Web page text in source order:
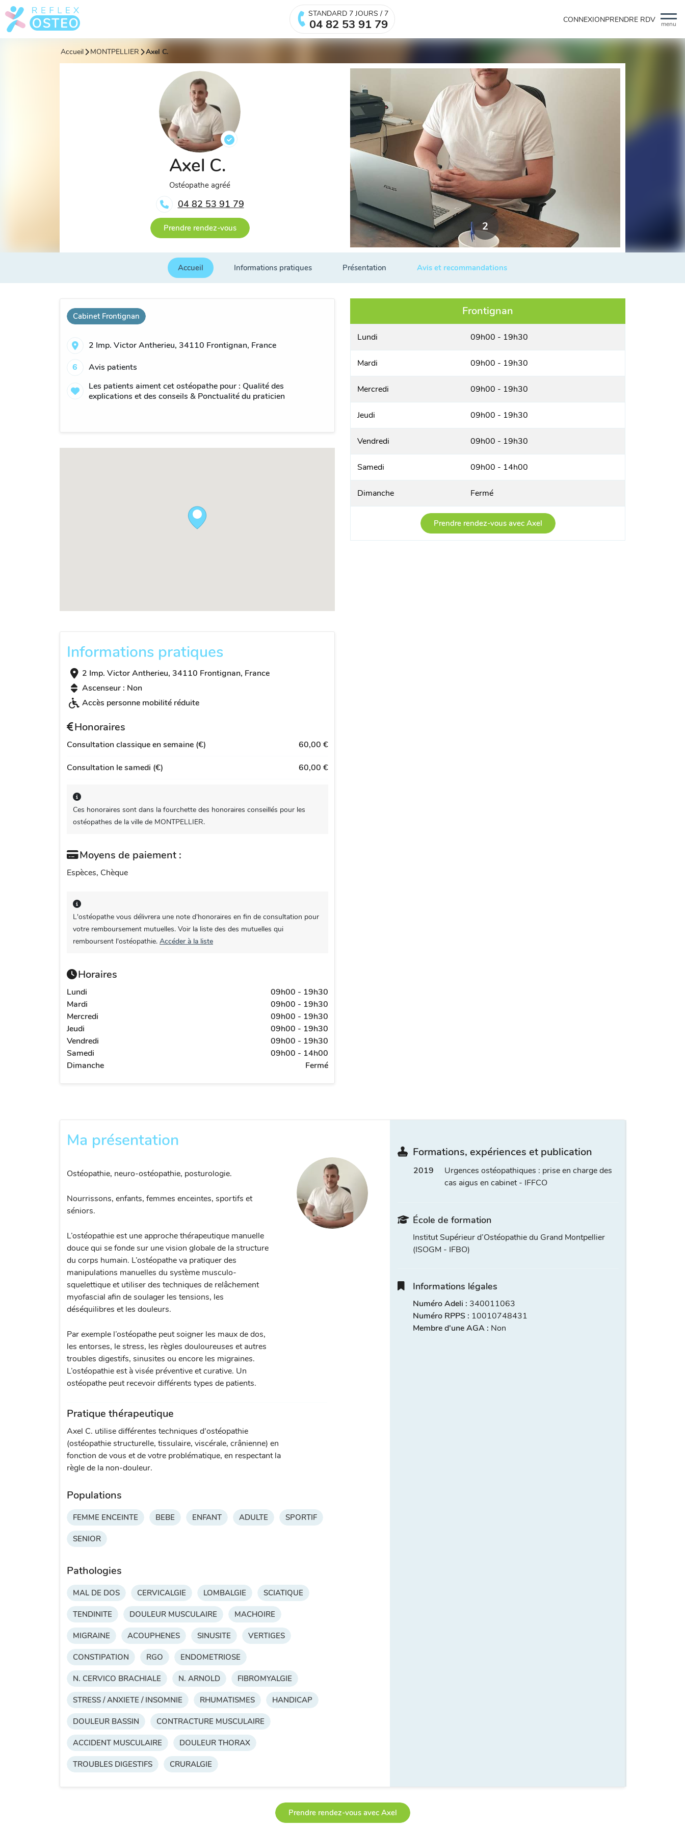
menu
STANDARD 7 JOURS / 7
04 82 53 91 79 CONNEXIONPRENDRE RDV
Accueil MONTPELLIER Axel C.
Axel C.
Ostéopathe agréé
04 82 53 91 79
Prendre rendez-vous 2
Accueil Informations pratiques Présentation Avis et recommandations
Cabinet Frontignan
2 Imp. Victor Antherieu, 34110 Frontignan, France
6
Avis patients
Les patients aiment cet ostéopathe pour : Qualité des
explications et des conseils & Ponctualité du praticien
Informations pratiques
2 Imp. Victor Antherieu, 34110 Frontignan, France
Ascenseur : Non
Accès personne mobilité réduite
Honoraires
Consultation classique en semaine (€) 60,00 €
Consultation le samedi (€) 60,00 €
Ces honoraires sont dans la fourchette des honoraires conseillés pour les
ostéopathes de la ville de MONTPELLIER.
Moyens de paiement :
Espèces, Chèque
L'ostéopathe vous délivrera une note d'honoraires en fin de consultation pour
votre remboursement mutuelles. Voir la liste des des mutuelles qui
remboursent l'ostéopathie. Accéder à la liste
Horaires
Lundi
09h00 - 19h30
Mardi
09h00 - 19h30
Mercredi
09h00 - 19h30
Jeudi
09h00 - 19h30
Vendredi
09h00 - 19h30
Samedi
09h00 - 14h00
Dimanche
Fermé
Frontignan
Lundi 09h00 - 19h30
Mardi 09h00 - 19h30
Mercredi 09h00 - 19h30
Jeudi 09h00 - 19h30
Vendredi 09h00 - 19h30
Samedi 09h00 - 14h00
Dimanche Fermé
Prendre rendez-vous avec Axel
Ma présentation
Ostéopathie, neuro-ostéopathie, posturologie.
Nourrissons, enfants, femmes enceintes, sportifs et
séniors.
L’ostéopathie est une approche thérapeutique manuelle
douce qui se fonde sur une vision globale de la structure
du corps humain. L’ostéopathe va pratiquer des
manipulations manuelles du système musculo-
squelettique et utiliser des techniques de relâchement
myofascial afin de soulager les tensions, les
déséquilibres et les douleurs.
Par exemple l’ostéopathe peut soigner les maux de dos,
les entorses, le stress, les règles douloureuses et autres
troubles digestifs, sinusites ou encore les migraines.
L’ostéopathie est à visée préventive et curative. Un
ostéopathe peut recevoir différents types de patients.
Pratique thérapeutique
Axel C. utilise différentes techniques d'ostéopathie
(ostéopathie structurelle, tissulaire, viscérale, crânienne) en
fonction de vous et de votre problématique, en respectant la
règle de la non-douleur.
Populations
FEMME ENCEINTE BEBE ENFANT ADULTE SPORTIF
SENIOR
Pathologies
MAL DE DOS CERVICALGIE LOMBALGIE SCIATIQUE
TENDINITE DOULEUR MUSCULAIRE MACHOIRE
MIGRAINE ACOUPHENES SINUSITE VERTIGES
CONSTIPATION RGO ENDOMETRIOSE
N. CERVICO BRACHIALE N. ARNOLD FIBROMYALGIE
STRESS / ANXIETE / INSOMNIE RHUMATISMES HANDICAP
DOULEUR BASSIN CONTRACTURE MUSCULAIRE
ACCIDENT MUSCULAIRE DOULEUR THORAX
TROUBLES DIGESTIFS CRURALGIE
Formations, expériences et publication
2019
Urgences ostéopathiques : prise en charge des
cas aigus en cabinet - IFFCO
École de formation
Institut Supérieur d’Ostéopathie du Grand Montpellier
(ISOGM - IFBO)
Informations légales
Numéro Adeli : 340011063
Numéro RPPS : 10010748431
Membre d'une AGA : Non
Prendre rendez-vous avec Axel